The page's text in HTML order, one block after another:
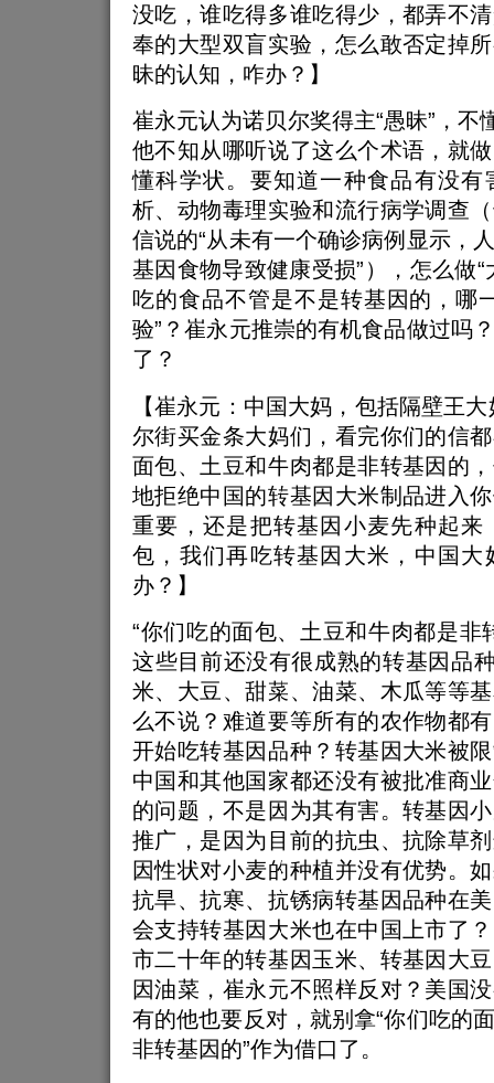
没吃，谁吃得多谁吃得少，都弄不
奉的大型双盲实验，怎么敢否定掉
昧的认知，咋办？】
崔永元认为诺贝尔奖得主“愚昧”，不
他不知从哪听说了这么个术语，就
懂科学状。要知道一种食品有没有
析、动物毒理实验和流行病学调查
信说的“从未有一个确诊病例显示，
基因食物导致健康受损”），怎么做
吃的食品不管是不是转基因的，哪
验”？崔永元推崇的有机食品做过吗
了？
【崔永元：中国大妈，包括隔壁王
尔街买金条大妈们，看完你们的信
面包、土豆和牛肉都是非转基因的
地拒绝中国的转基因大米制品进入
重要，还是把转基因小麦先种起来
包，我们再吃转基因大米，中国大
办？】
“你们吃的面包、土豆和牛肉都是非
这些目前还没有很成熟的转基因品
米、大豆、甜菜、油菜、木瓜等等
么不说？难道要等所有的农作物都
开始吃转基因品种？转基因大米被
中国和其他国家都还没有被批准商
的问题，不是因为其有害。转基因
推广，是因为目前的抗虫、抗除草
因性状对小麦的种植并没有优势。
抗旱、抗寒、抗锈病转基因品种在
会支持转基因大米也在中国上市了
市二十年的转基因玉米、转基因大
因油菜，崔永元不照样反对？美国
有的他也要反对，就别拿“你们吃的
非转基因的”作为借口了。